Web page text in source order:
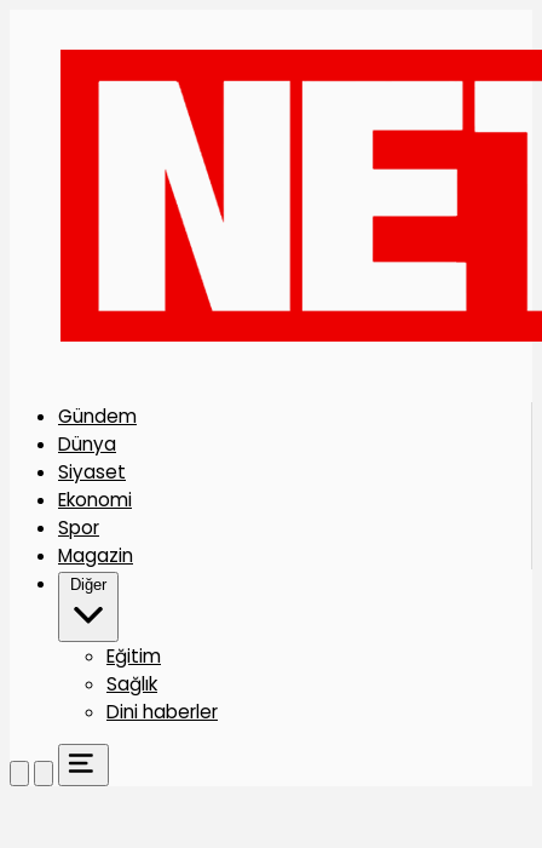
Gündem
Dünya
Siyaset
Ekonomi
Spor
Magazin
Diğer
Eğitim
Sağlık
Dini haberler